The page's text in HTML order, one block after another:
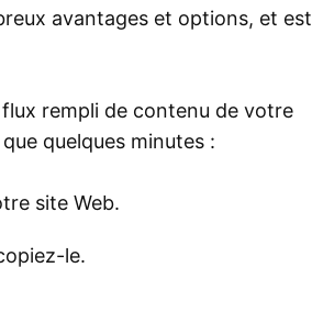
avantages et options, et est
rempli de contenu de votre
quelques minutes :
site Web.
le.